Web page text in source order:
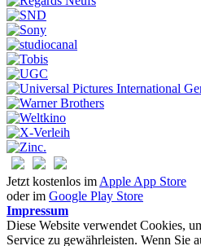
Jetzt kostenlos im Apple App Store
oder im Google Play Store
Impressum
Diese Website verwendet Cookies,
Service zu gewährleisten. Wenn Sie